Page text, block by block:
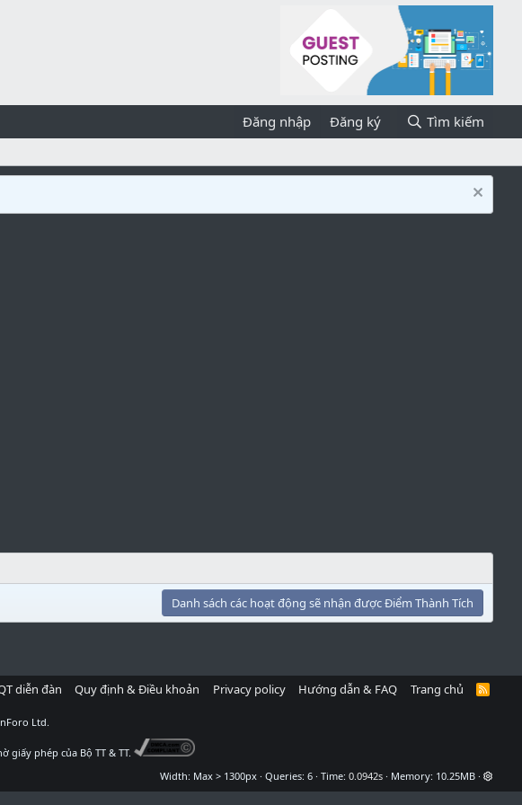
Đăng nhập Đăng ký Tìm kiếm
Danh sách các hoạt động sẽ nhận được Điểm Thành Tích
diễn đàn Quy định & Điều khoản Privacy policy Hướng dẫn & FAQ Trang chủ
R
Ltd.
phép của Bộ TT & TT.
Width
Queries 6 Time 0.0942s Memory 10.25MB